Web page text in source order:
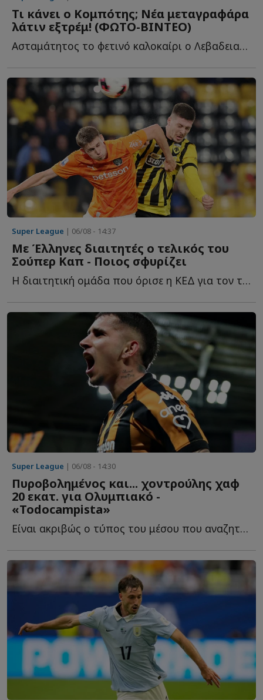
Τι κάνει ο Κομπότης; Νέα μεταγραφάρα
λάτιν εξτρέμ! (ΦΩΤΟ-ΒΙΝΤΕΟ)
Ασταμάτητος το φετινό καλοκαίρι ο Λεβαδειακός, α...
Super League | 06/08 - 14:37
Με Έλληνες διαιτητές ο τελικός του
Σούπερ Καπ - Ποιος σφυρίζει
Η διαιτητική ομάδα που όρισε η ΚΕΔ για τον τελικό τ...
Super League | 06/08 - 14:30
Πυροβολημένος και... χοντρούλης χαφ
20 εκατ. για Ολυμπιακό -
«Todocampista»
Είναι ακριβώς ο τύπος του μέσου που αναζητούν οι σύγχρονες ε...